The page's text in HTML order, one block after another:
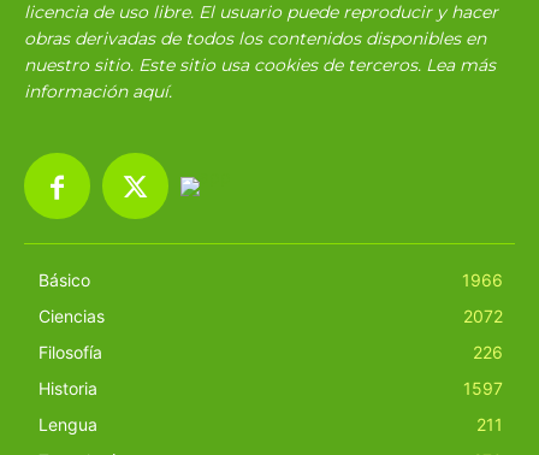
licencia de uso libre. El usuario puede reproducir y hacer
obras derivadas de todos los contenidos disponibles en
nuestro sitio. Este sitio usa cookies de terceros. Lea más
información aquí.
Básico
1966
Ciencias
2072
Filosofía
226
Historia
1597
Lengua
211